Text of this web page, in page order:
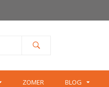
ZOMER BLOG